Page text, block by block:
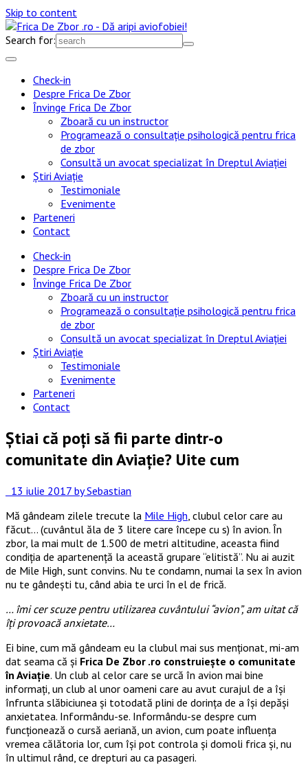
Skip to content
Search for:
Check-in
Despre Frica De Zbor
Învinge Frica De Zbor
Zboară cu un instructor
Programează o consultație psihologică pentru frica
de zbor
Consultă un avocat specializat în Dreptul Aviației
Știri Aviație
Testimoniale
Evenimente
Parteneri
Contact
Check-in
Despre Frica De Zbor
Învinge Frica De Zbor
Zboară cu un instructor
Programează o consultație psihologică pentru frica
de zbor
Consultă un avocat specializat în Dreptul Aviației
Știri Aviație
Testimoniale
Evenimente
Parteneri
Contact
Știai că poți să fii parte dintr-o
comunitate din Aviație? Uite cum
13 iulie 2017 by Sebastian
Mă gândeam zilele trecute la Mile High , clubul celor care au
făcut… (cuvântul ăla de 3 litere care începe cu s) în avion. În
zbor, la mai mult de 1.500 de metri altitudine, aceasta fiind
condiția de apartenență la această grupare “elitistă”. Nu ai auzit
de Mile High, sunt convins. Nu te condamn, numai la sex în avion
nu te gândești tu, când abia te urci în el de frică.
… îmi cer scuze pentru utilizarea cuvântului “avion”, am uitat că
îți provoacă anxietate…
Ei bine, cum mă gândeam eu la clubul mai sus menționat, mi-am
dat seama că și Frica De Zbor .ro construiește o comunitate
în Aviație. Un club al celor care se urcă în avion mai bine
informați, un club al unor oameni care au avut curajul de a își
înfrunta slăbiciunea și totodată plini de dorința de a își depăși
anxietatea. Informându-se. Informându-se despre cum
funcționează o cursă aeriană, un avion, cum poate influența
vremea călătoria lor, cum își pot controla și domoli frica și, nu
în ultimul rând, ce drepturi au ca pasageri.